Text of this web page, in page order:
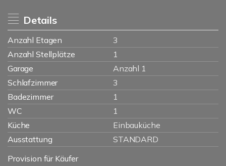
Details
Anzahl Etagen
3
Anzahl Stellplätze
1
Garage
Anzahl 1
Schlafzimmer
3
Badezimmer
1
WC
1
Küche
Einbauküche
Ausstattung
STANDARD
Provision für Käufer